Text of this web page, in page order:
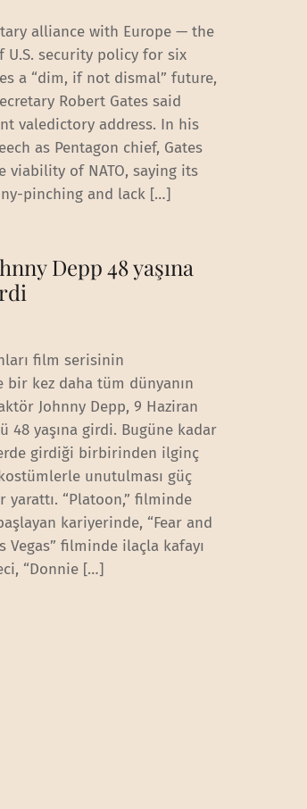
alliance with Europe — the
U.S. security policy for six
a “dim, if not dismal” future,
Robert Gates said
valedictory address. In his
as Pentagon chief, Gates
viability of NATO, saying its
pinching and lack […]
Depp 48 yaşına
film serisinin
bir kez daha tüm dünyanın
Johnny Depp, 9 Haziran
48 yaşına girdi. Bugüne kadar
girdiği birbirinden ilginç
unutulması güç
yarattı. “Platoon,” filminde
kariyerinde, “Fear and
Vegas” filminde ilaçla kafayı
“Donnie […]